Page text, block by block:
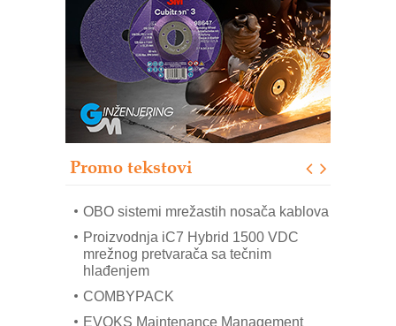
Promo tekstovi
Trajna oznaka kao dugoročna korist
Bezbednost na prvom mestu!
IB BLUMENAUER - više od 40 godina
poverenja u industriji
RMQ-TITAN ADVANCED INDICATOR
– Pametna signalizacija za efikasnije
upravljanje mašinama
Mitutoyo Crysta-Apex V PLUS: Nova
OBO sistemi mrežastih nosača kablova
Proizvodnja iC7 Hybrid 1500 VDC
mrežnog pretvarača sa tečnim
hlađenjem
COMBYPACK
EVOKS Maintenance Management